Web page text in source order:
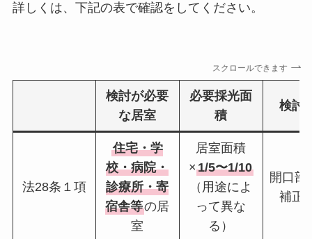
詳しくは、下記の表で確認をしてください。
スクロールできます
検討が必要
な居室
必要採光面
積
検討
法28条１項
住宅・学
校・病院・
診療所・寄
宿舎等の居
室
居室面積
×1/5〜1/10
（用途によ
って異な
る）
開口部
補正